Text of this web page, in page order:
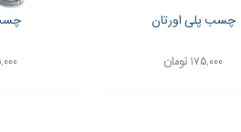
چسب پلی اورتان
۱۷۵,۰۰۰ تومان